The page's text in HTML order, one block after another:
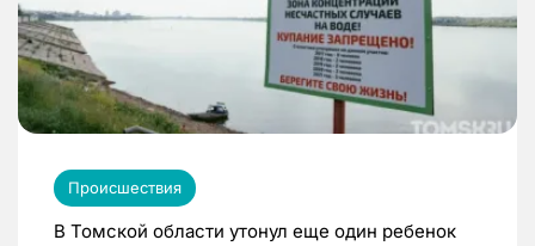
Происшествия
В Томской области утонул еще один ребенок